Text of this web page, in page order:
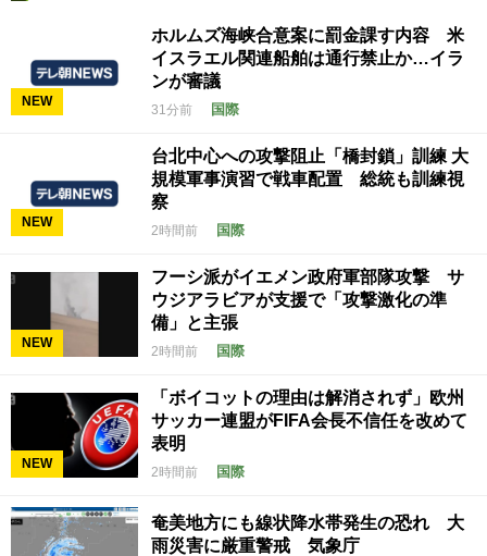
NEW
ホルムズ海峡合意案に罰金課す内容 米
イスラエル関連船舶は通行禁止か…イラ
ンが審議
31分前 国際
NEW
台北中心への攻撃阻止「橋封鎖」訓練 大
規模軍事演習で戦車配置 総統も訓練視
察
2時間前 国際
NEW
フーシ派がイエメン政府軍部隊攻撃 サ
ウジアラビアが支援で「攻撃激化の準
備」と主張
2時間前 国際
NEW
「ボイコットの理由は解消されず」欧州
サッカー連盟がFIFA会長不信任を改めて
表明
2時間前 国際
奄美地方にも線状降水帯発生の恐れ 大
雨災害に厳重警戒 気象庁